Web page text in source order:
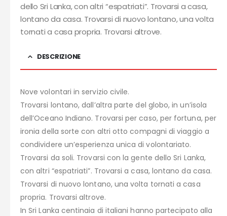
dello Sri Lanka, con altri “espatriati”. Trovarsi a casa,
lontano da casa. Trovarsi di nuovo lontano, una volta
tornati a casa propria. Trovarsi altrove.
DESCRIZIONE
Nove volontari in servizio civile.
Trovarsi lontano, dall’altra parte del globo, in un’isola
dell’Oceano Indiano. Trovarsi per caso, per fortuna, per
ironia della sorte con altri otto compagni di viaggio a
condividere un’esperienza unica di volontariato.
Trovarsi da soli. Trovarsi con la gente dello Sri Lanka,
con altri “espatriati”. Trovarsi a casa, lontano da casa.
Trovarsi di nuovo lontano, una volta tornati a casa
propria. Trovarsi altrove.
In Sri Lanka centinaia di italiani hanno partecipato alla